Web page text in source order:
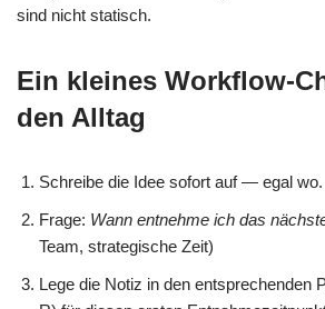
sind nicht statisch.
Ein kleines Workflow-
den Alltag
Schreibe die Idee sofort auf — egal wo.
Frage: Wann entnehme ich das
Team, strategische Zeit)
Lege die Notiz in den entsprechenden